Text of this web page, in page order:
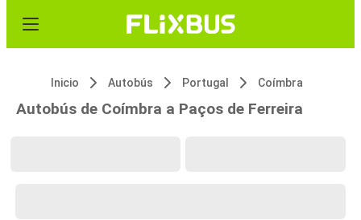
Inicio Autobús Portugal Coímbra
Autobús de Coímbra a Paços de Ferreira